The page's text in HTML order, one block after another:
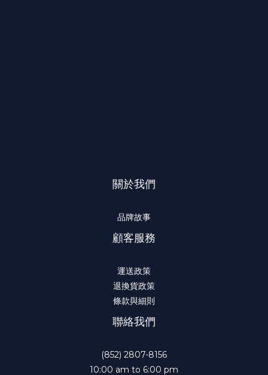
關於我們
品牌故事
顧客服務
運送政策
退換貨政策
條款與細則
聯絡我們
(852) 2807-8156
10:00 am to 6:00 pm